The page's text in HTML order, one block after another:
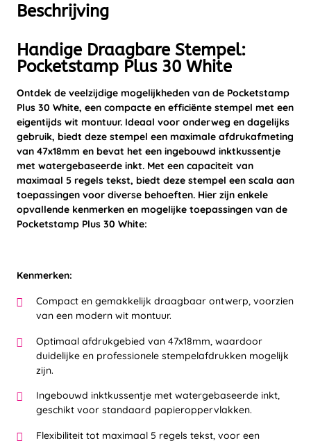
Beschrijving
Handige Draagbare Stempel:
Pocketstamp Plus 30 White
Ontdek de veelzijdige mogelijkheden van de Pocketstamp
Plus 30 White, een compacte en efficiënte stempel met een
eigentijds wit montuur. Ideaal voor onderweg en dagelijks
gebruik, biedt deze stempel een maximale afdrukafmeting
van 47x18mm en bevat het een ingebouwd inktkussentje
met watergebaseerde inkt. Met een capaciteit van
maximaal 5 regels tekst, biedt deze stempel een scala aan
toepassingen voor diverse behoeften. Hier zijn enkele
opvallende kenmerken en mogelijke toepassingen van de
Pocketstamp Plus 30 White:
Kenmerken:
Compact en gemakkelijk draagbaar ontwerp, voorzien
van een modern wit montuur.
Optimaal afdrukgebied van 47x18mm, waardoor
duidelijke en professionele stempelafdrukken mogelijk
zijn.
Ingebouwd inktkussentje met watergebaseerde inkt,
geschikt voor standaard papieroppervlakken.
Flexibiliteit tot maximaal 5 regels tekst, voor een